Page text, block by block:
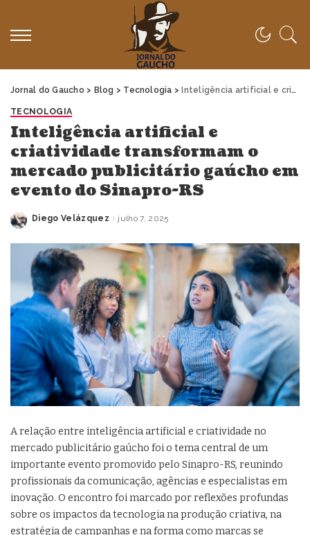
Jornal do Gaucho > Blog > Tecnologia > Inteligência artificial e criatividade transformam o mercado publicitário gaúcho em evento do Sinapro-RS
TECNOLOGIA
Inteligência artificial e
criatividade transformam o
mercado publicitário gaúcho em
evento do Sinapro-RS
Posted
Diego Velázquez julho 7, 2025
A relação entre inteligência artificial e criatividade no
mercado publicitário gaúcho foi o tema central de um
importante evento promovido pelo Sinapro-RS, reunindo
profissionais da comunicação, agências e especialistas em
inovação. O encontro foi marcado por reflexões profundas
sobre os impactos da tecnologia na produção criativa, na
estratégia de campanhas e na forma como marcas se